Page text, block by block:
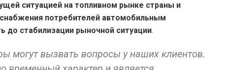
ситуацией на топливном рынке страны и
потребителей автомобильным
до стабилизации рыночной ситуации.
могут вызвать вопросы у наших клиентов.